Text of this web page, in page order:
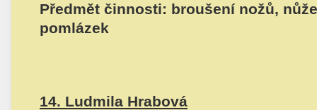
Předmět činnosti: broušení nožů,
pomlázek
14. Ludmila Hrabová